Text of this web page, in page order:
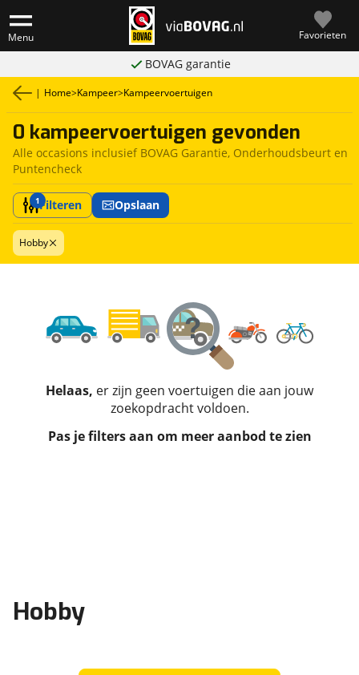
Menu Favorieten
BOVAG garantie
| Home>Kampeer>Kampeervoertuigen
0 kampeervoertuigen gevonden
Alle occasions inclusief BOVAG Garantie, Onderhoudsbeurt en
Puntencheck
1Filteren Opslaan
Hobby
Helaas, er zijn geen voertuigen die aan jouw
zoekopdracht voldoen.
Pas je filters aan om meer aanbod te zien
Hobby